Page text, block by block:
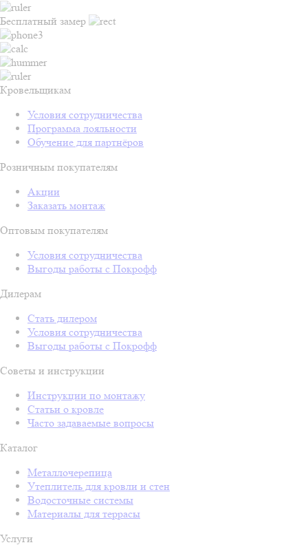
Бесплатный замер
Кровельщикам
Условия сотрудничества
Программа лояльности
Обучение для партнёров
Розничным покупателям
Акции
Заказать монтаж
Оптовым покупателям
Условия сотрудничества
Выгоды работы с Покрофф
Дилерам
Стать дилером
Условия сотрудничества
Выгоды работы с Покрофф
Советы и инструкции
Инструкции по монтажу
Статьи о кровле
Часто задаваемые вопросы
Каталог
Металлочерепица
Утеплитель для кровли и стен
Водосточные системы
Материалы для террасы
Услуги